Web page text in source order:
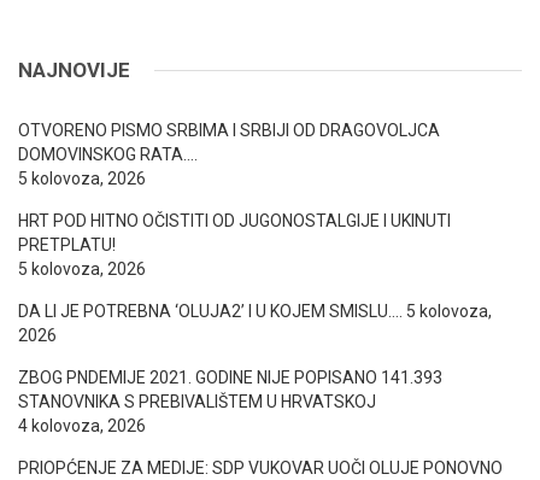
NAJNOVIJE
OTVORENO PISMO SRBIMA I SRBIJI OD DRAGOVOLJCA
DOMOVINSKOG RATA….
5 kolovoza, 2026
HRT POD HITNO OČISTITI OD JUGONOSTALGIJE I UKINUTI
PRETPLATU!
5 kolovoza, 2026
DA LI JE POTREBNA ‘OLUJA2’ I U KOJEM SMISLU….
5 kolovoza,
2026
ZBOG PNDEMIJE 2021. GODINE NIJE POPISANO 141.393
STANOVNIKA S PREBIVALIŠTEM U HRVATSKOJ
4 kolovoza, 2026
PRIOPĆENJE ZA MEDIJE: SDP VUKOVAR UOČI OLUJE PONOVNO